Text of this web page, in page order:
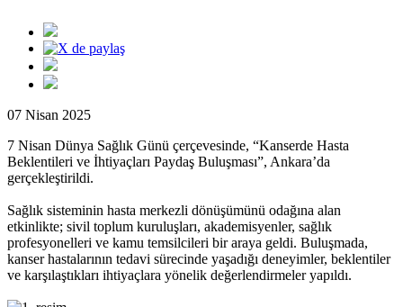
07 Nisan 2025
7 Nisan Dünya Sağlık Günü çerçevesinde, “Kanserde Hasta
Beklentileri ve İhtiyaçları Paydaş Buluşması”, Ankara’da
gerçekleştirildi.
Sağlık sisteminin hasta merkezli dönüşümünü odağına alan
etkinlikte; sivil toplum kuruluşları, akademisyenler, sağlık
profesyonelleri ve kamu temsilcileri bir araya geldi. Buluşmada,
kanser hastalarının tedavi sürecinde yaşadığı deneyimler, beklentiler
ve karşılaştıkları ihtiyaçlara yönelik değerlendirmeler yapıldı.